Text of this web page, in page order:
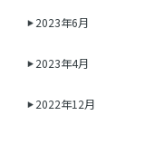
2023年6月
2023年4月
2022年12月